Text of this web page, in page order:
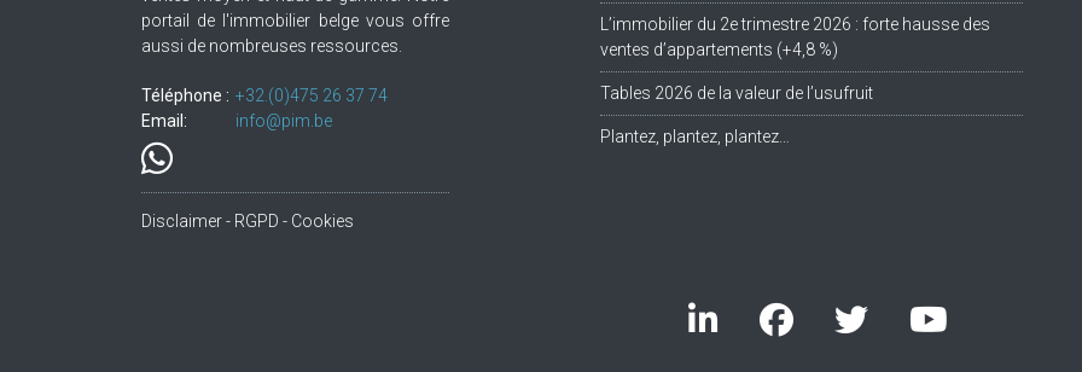
portail de l'immobilier belge vous offre
aussi de nombreuses ressources.
Téléphone : +32.(0)475 26 37 74
Email:
info@pim.be
Disclaimer - RGPD - Cookies
L’immobilier du 2e trimestre 2026 : forte hausse des
ventes d’appartements (+4,8 %)
Tables 2026 de la valeur de l’usufruit
Plantez, plantez, plantez…